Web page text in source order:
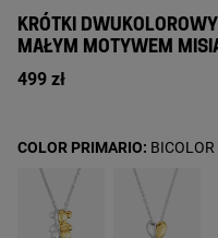
KRÓTKI
MAŁYM MOTYWEM
499 zł
COLOR PRIMARIO: BICOLOR